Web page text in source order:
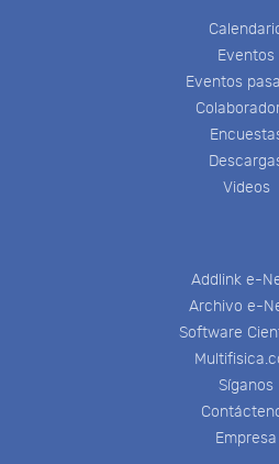
Eventos
Eventos
Videos
Addlink e-
Archivo e-
Software
Síganos
Empresa